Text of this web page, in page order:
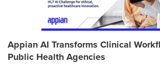
Appian AI Transforms Clinical
Public Health Agencies